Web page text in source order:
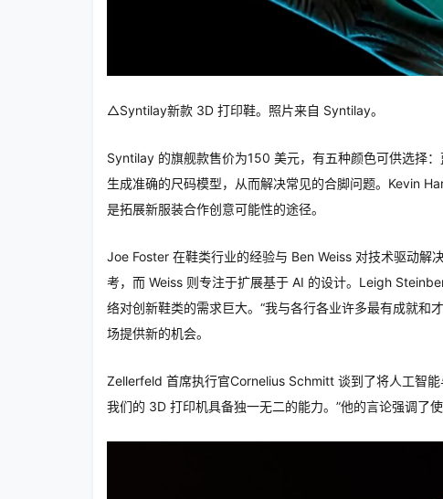
△Syntilay新款 3D 打印鞋。照片来自 Syntilay。
Syntilay 的旗舰款售价为150 美元，有五种颜色可供选择
生成准确的尺码模型，从而解决常见的合脚问题。Kevin
是拓展新服装合作创意可能性的途径。
Joe Foster 在鞋类行业的经验与 Ben Weiss 对技术驱动解
考，而 Weiss 则专注于扩展基于 AI 的设计。Leigh
络对创新鞋类的需求巨大。“我与各行各业许多最有成就
场提供新的机会。
Zellerfeld 首席执行官Cornelius Schmitt 谈到了将人工智
我们的 3D 打印机具备独一无二的能力。”他的言论强调了